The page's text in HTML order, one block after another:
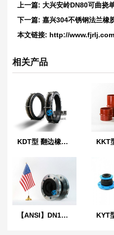
上一篇: 大兴安岭DN80可曲挠
下一篇: 嘉兴304不锈钢法兰橡
本文链接: http://
相关产品
KDT型 翻边橡胶接头
【ANSI】DN100美标橡胶膨胀节